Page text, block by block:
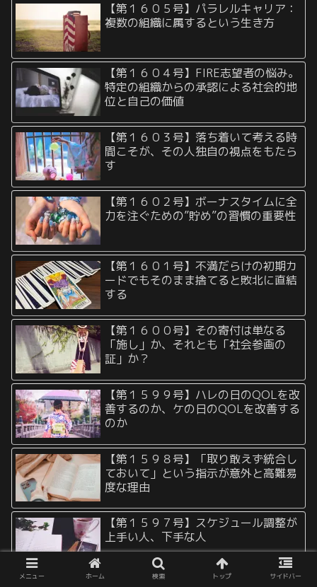
【第１６０５号】パラレルキャリア：
複数の組織に属するという生き方
【第１６０４号】FIRE志望者の悩み。
特定の組織からの承認による社会的地
位と自己の価値
【第１６０３号】落ち着いて考える時
間こそが、その人独自の視点をもたら
す
【第１６０２号】ボーナスタイムに全
力を注ぐための”貯め”の習慣の重要性
【第１６０１号】不満だらけの初期カ
ードでもそのまま捨てると敗北に直結
する
【第１６００号】その寄付は単なる
「施し」か、それとも「社会参画の
証」か？
【第１５９９号】ハレの日のQOLを改
善するのか、ケの日のQOLを改善する
のか
【第１５９８号】「取り敢えず統合し
ておいて」という指示が意外と高難易
度な理由
【第１５９７号】スケジュール調整が
上手い人、下手な人
メニュー ホーム 検索 トップ サイドバー